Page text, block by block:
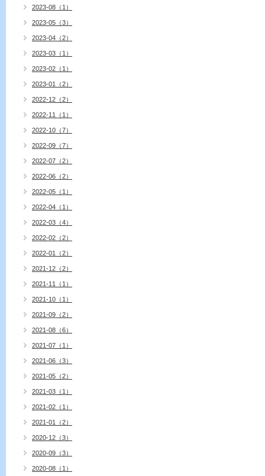
2023-08（1）
2023-05（3）
2023-04（2）
2023-03（1）
2023-02（1）
2023-01（2）
2022-12（2）
2022-11（1）
2022-10（7）
2022-09（7）
2022-07（2）
2022-06（2）
2022-05（1）
2022-04（1）
2022-03（4）
2022-02（2）
2022-01（2）
2021-12（2）
2021-11（1）
2021-10（1）
2021-09（2）
2021-08（6）
2021-07（1）
2021-06（3）
2021-05（2）
2021-03（1）
2021-02（1）
2021-01（2）
2020-12（3）
2020-09（3）
2020-08（1）